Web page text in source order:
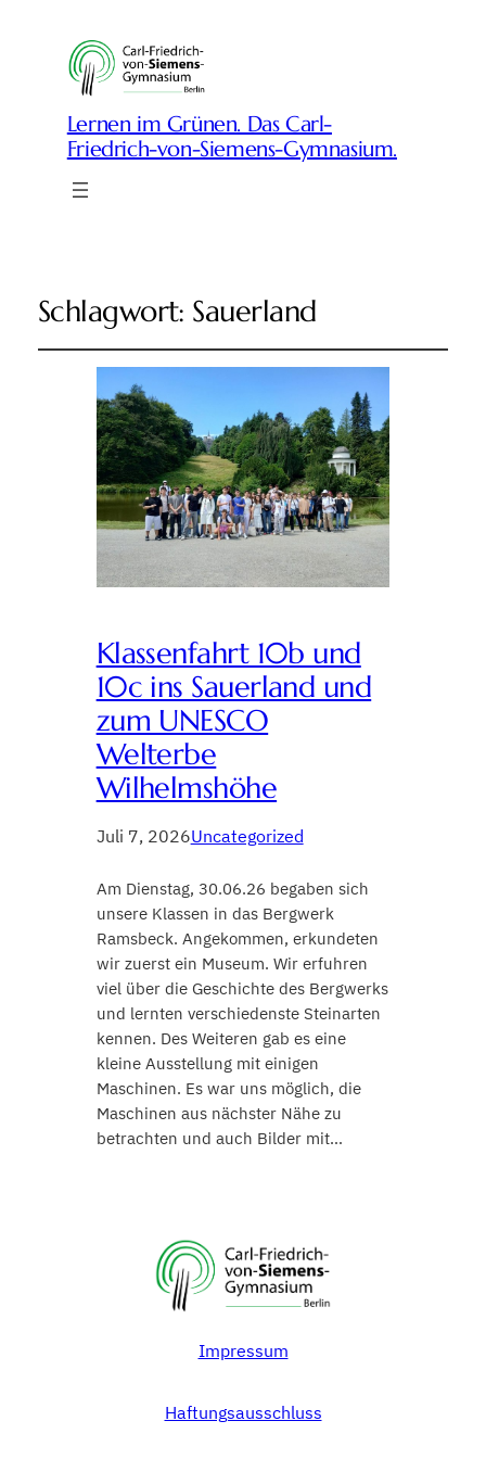
Lernen im Grünen. Das Carl-
Friedrich-von-Siemens-Gymnasium.
Schlagwort: Sauerland
Klassenfahrt 10b und
10c ins Sauerland und
zum UNESCO
Welterbe
Wilhelmshöhe
Juli 7, 2026Uncategorized
Am Dienstag, 30.06.26 begaben sich
unsere Klassen in das Bergwerk
Ramsbeck. Angekommen, erkundeten
wir zuerst ein Museum. Wir erfuhren
viel über die Geschichte des Bergwerks
und lernten verschiedenste Steinarten
kennen. Des Weiteren gab es eine
kleine Ausstellung mit einigen
Maschinen. Es war uns möglich, die
Maschinen aus nächster Nähe zu
betrachten und auch Bilder mit…
Impressum
Haftungsausschluss